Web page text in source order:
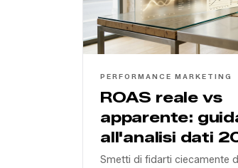
PERFORMANCE MARKETING
ROAS reale vs
apparente:
all'analisi dati
Smetti di fidarti ciecamente